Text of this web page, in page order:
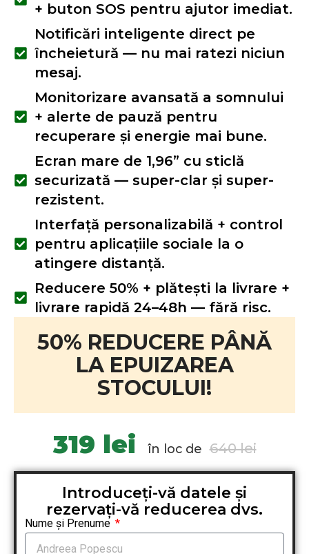
+ buton SOS pentru ajutor imediat.
Notificări inteligente direct pe
încheietură — nu mai ratezi niciun
mesaj.
Monitorizare avansată a somnului
+ alerte de pauză pentru
recuperare și energie mai bune.
Ecran mare de 1,96” cu sticlă
securizată — super-clar și super-
rezistent.
Interfață personalizabilă + control
pentru aplicațiile sociale la o
atingere distanță.
Reducere 50% + plătești la livrare +
livrare rapidă 24–48h — fără risc.
50% REDUCERE PÂNĂ
LA EPUIZAREA
STOCULUI!
319 lei în loc de 640 lei
Introduceți-vă datele și
rezervați-vă reducerea dvs.
Nume și Prenume